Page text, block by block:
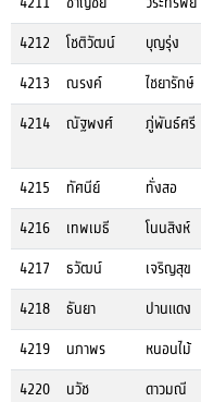
4212
โชติวัฒน์ บุญรุ่ง
4213
ณรงค์ ไชยารักษ์
4214
ณัฐพงศ์ ภู่พันธ์ศรี
4215
ทัศนีย์ ทั่งสอ
4216
เทพเมธี โนนสิงห์
4217
ธวัฒน์ เจริญสุข
4218
ธันยา ปานแดง
4219
นภาพร หนอนไม้
4220
นวัช ดาวมณี